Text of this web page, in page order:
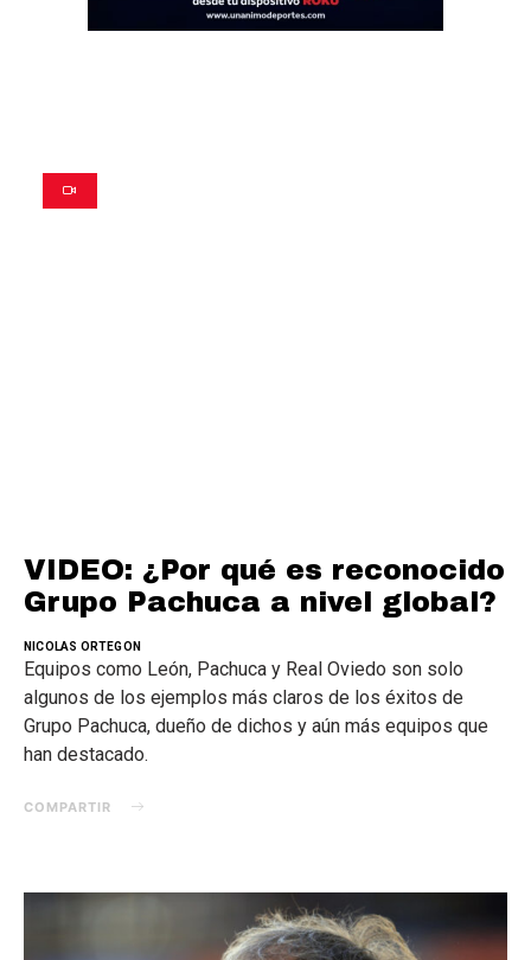
VIDEO: ¿Por qué es reconocido
Grupo Pachuca a nivel global?
NICOLAS ORTEGON
Equipos como León, Pachuca y Real Oviedo son solo
algunos de los ejemplos más claros de los éxitos de
Grupo Pachuca, dueño de dichos y aún más equipos que
han destacado.
COMPARTIR